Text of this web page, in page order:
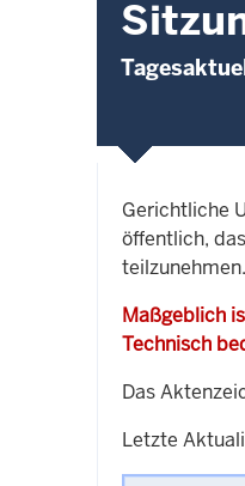
Gerichtliche
öffentlich,
Maßgeblich
Technisch
Das
Letzte